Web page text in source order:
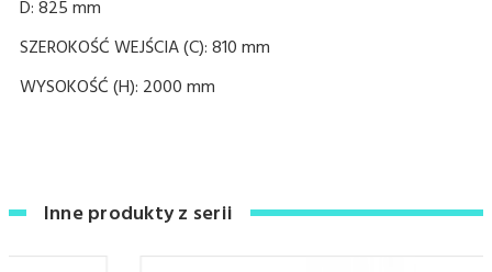
D:825mm
SZEROKOŚĆ WEJŚCIA (C):810mm
WYSOKOŚĆ (H): 2000 mm
Inne produkty z serii